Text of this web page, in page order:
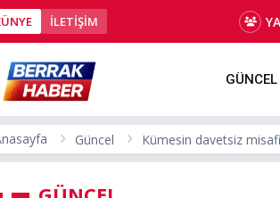
İLETİŞİM
GÜNCEL
Güncel Kümesin davetsiz